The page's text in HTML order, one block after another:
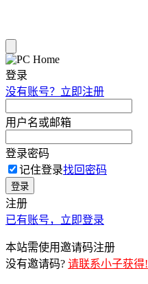
登录
没有账号？立即注册
用户名或邮箱
登录密码
记住登录找回密码
登录
注册
已有账号，立即登录
本站需使用邀请码注册
没有邀请码? 请联系小子获得!